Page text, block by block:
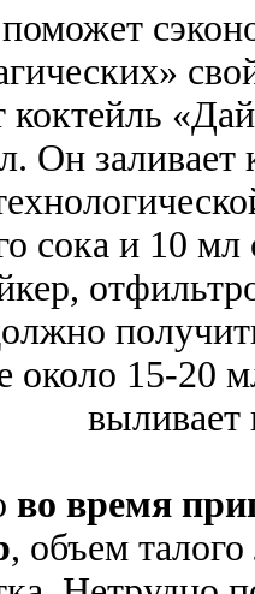
поможет
коктейль
Он
сока и 10 мл
около 15-20
выливает
во время
, объем